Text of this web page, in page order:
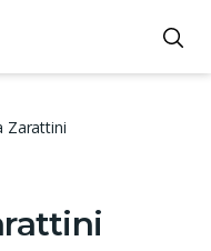
Zarattini